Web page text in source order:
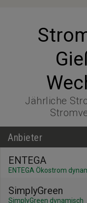
Jährliche
Anbieter
ENTEGA
ENTEGA Ökostrom
SimplyGreen
SimplyGreen dynamisch